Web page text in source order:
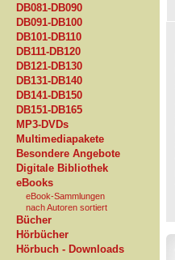
DB081-DB090
DB091-DB100
DB101-DB110
DB111-DB120
DB121-DB130
DB131-DB140
DB141-DB150
DB151-DB165
MP3-DVDs
Multimediapakete
Besondere Angebote
Digitale Bibliothek
eBooks
eBook-Sammlungen
nach Autoren sortiert
Bücher
Hörbücher
Hörbuch - Downloads